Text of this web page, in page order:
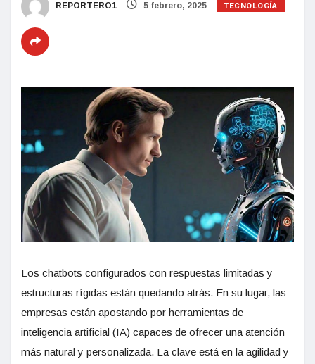
REPORTERO1 5 febrero, 2025 TECNOLOGÍA
Los chatbots configurados con respuestas limitadas y
estructuras rígidas están quedando atrás. En su lugar, las
empresas están apostando por herramientas de
inteligencia artificial (IA) capaces de ofrecer una atención
más natural y personalizada. La clave está en la agilidad y